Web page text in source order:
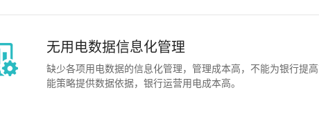
无用电数据信息化管理
缺少各项用电数据的信息化管理，管理成本高，不能为银行提
能策略提供数据依据，银行运营用电成本高。